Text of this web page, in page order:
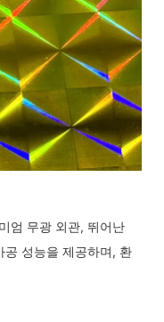
엄 무광 외관, 뛰어난
공 성능을 제공하며, 환